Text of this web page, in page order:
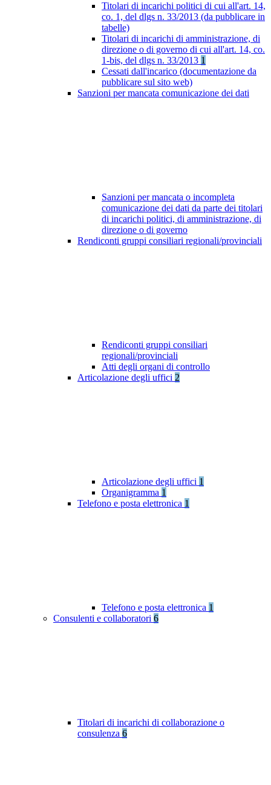
Titolari di incarichi politici di cui all'art. 14,
co. 1, del dlgs n. 33/2013 (da pubblicare in
tabelle)
Titolari di incarichi di amministrazione, di
direzione o di governo di cui all'art. 14, co.
1-bis, del dlgs n. 33/2013 1
Cessati dall'incarico (documentazione da
pubblicare sul sito web)
Sanzioni per mancata comunicazione dei dati
Sanzioni per mancata o incompleta
comunicazione dei dati da parte dei titolari
di incarichi politici, di amministrazione, di
direzione o di governo
Rendiconti gruppi consiliari regionali/provinciali
Rendiconti gruppi consiliari
regionali/provinciali
Atti degli organi di controllo
Articolazione degli uffici 2
Articolazione degli uffici 1
Organigramma 1
Telefono e posta elettronica 1
Telefono e posta elettronica 1
Consulenti e collaboratori 6
Titolari di incarichi di collaborazione o
consulenza 6